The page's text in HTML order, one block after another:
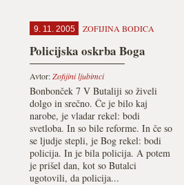
9. 11. 2005 ZOFIJINA BODICA
Policijska oskrba Boga
Avtor:Zofijini ljubimci
Bonbonček 7 V Butaliji so živeli
dolgo in srečno. Če je bilo kaj
narobe, je vladar rekel: bodi
svetloba. In so bile reforme. In če so
se ljudje stepli, je Bog rekel: bodi
policija. In je bila policija. A potem
je prišel dan, kot so Butalci
ugotovili, da policija...